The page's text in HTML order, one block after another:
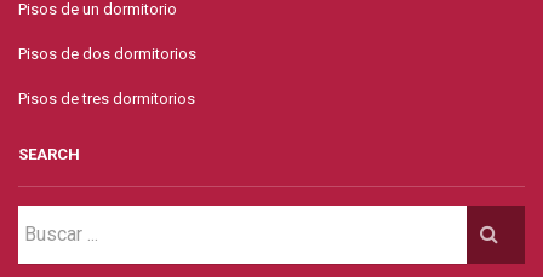
Pisos de un dormitorio
Pisos de dos dormitorios
Pisos de tres dormitorios
SEARCH